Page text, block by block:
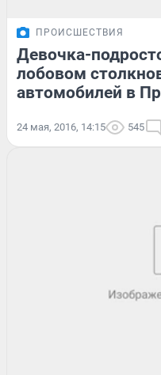
ПРОИСШЕСТВИЯ
Девочка-
лобовом
автомобилей в
24 мая, 2016, 14:15 545